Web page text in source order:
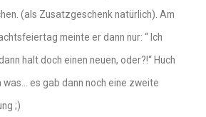
(als Zusatzgeschenk natürlich). Am
meinte er dann nur: “ Ich
halt doch einen neuen, oder?!“ Huch
was… es gab dann noch eine zweite
;)